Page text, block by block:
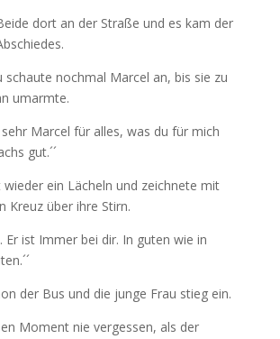
dort an der Straße und es kam der
schaute nochmal Marcel an, bis sie zu
umarmte.
sehr Marcel für alles, was du für mich
gut.´´
ein Lächeln und zeichnete mit
Kreuz über ihre Stirn.
Er ist Immer bei dir. In guten wie in
der Bus und die junge Frau stieg ein.
Moment nie vergessen, als der